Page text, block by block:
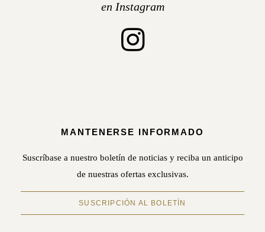
en Instagram
MANTENERSE INFORMADO
Suscríbase a nuestro boletín de noticias y reciba un anticipo
de nuestras ofertas exclusivas.
SUSCRIPCIÓN AL BOLETÍN